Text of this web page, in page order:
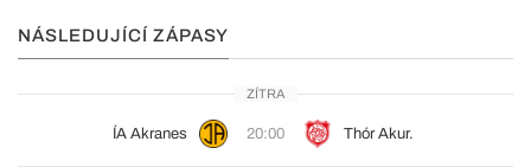
NÁSLEDUJÍCÍ ZÁPASY
ZÍTRA
ÍA Akranes 20:00 Thór Akur.